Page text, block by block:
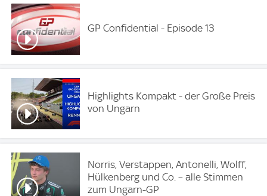
GP Confidential - Episode 13
Highlights Kompakt - der Große Preis
von Ungarn
Norris, Verstappen, Antonelli, Wolff,
Hülkenberg und Co. – alle Stimmen
zum Ungarn-GP